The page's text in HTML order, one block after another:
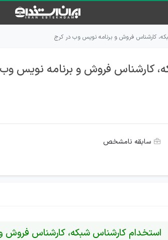
کارشناس فروش و برنامه نویس وب در کرج
کارشناس فروش و برنامه نویس
سابقه نامشخص
استخدام کارشناس شبکه، کارشناس فروش